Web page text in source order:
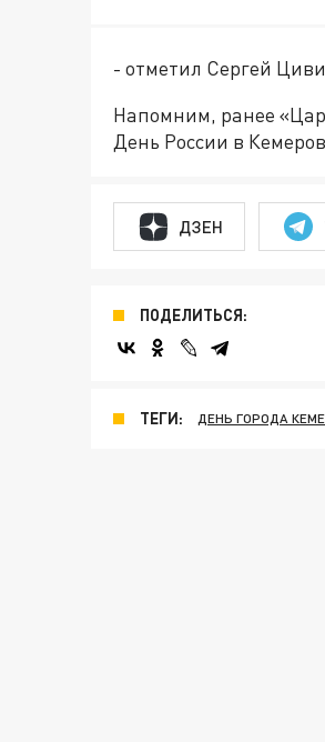
- отметил Сергей
Напомним, ранее
День России в
ДЗЕН
ПОДЕЛИТЬСЯ:
ТЕГИ: ДЕНЬ ГОРОДА